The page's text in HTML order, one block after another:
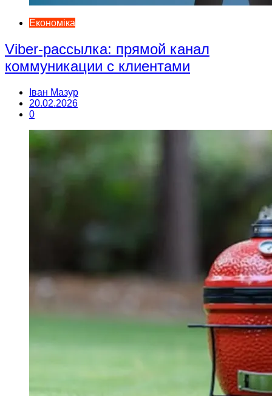
Економіка
Viber-рассылка: прямой канал
коммуникации с клиентами
Іван Мазур
20.02.2026
0